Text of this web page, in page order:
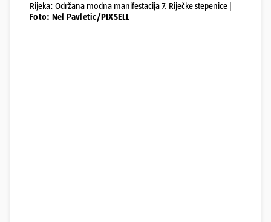
Rijeka: Održana modna manifestacija 7. Riječke stepenice |
Foto: Nel Pavletic/PIXSELL